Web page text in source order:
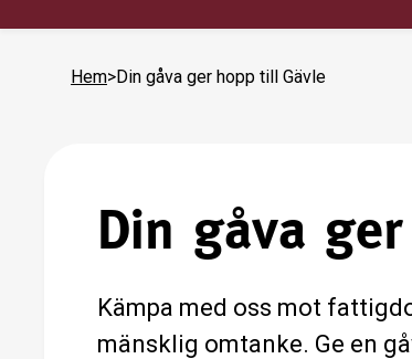
Hem>Din gåva ger hopp till Gävle
Din gåva
Kämpa med oss mot
mänsklig omtanke. Ge en